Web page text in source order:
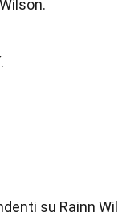
su Rainn